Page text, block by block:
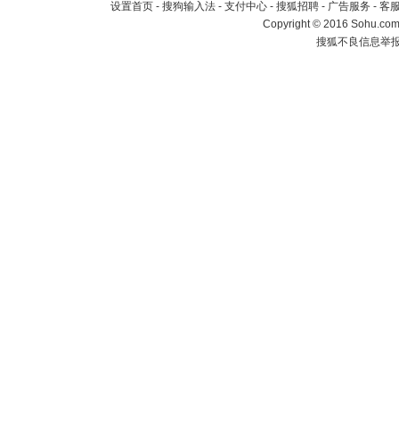
设置首页 - 搜狗输入法 - 支付中心 - 搜狐招聘 - 广告服务 - 客
Copyright©2016
搜狐不良信息举